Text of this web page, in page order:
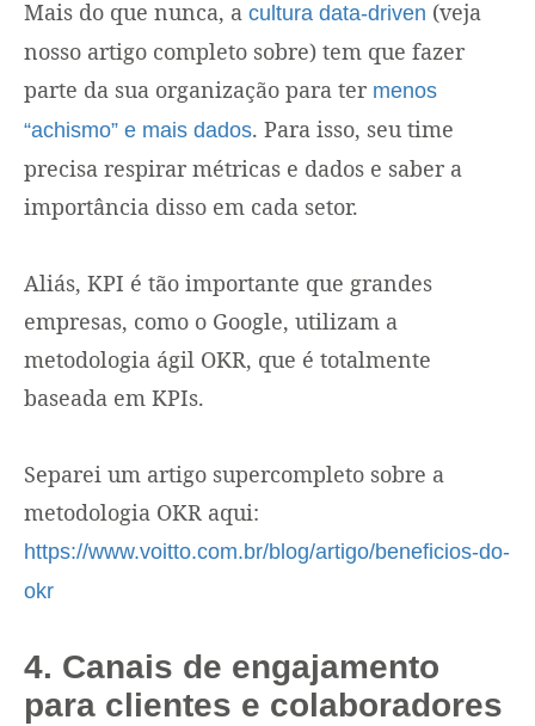
Mais do que nunca, a cultura data-driven (veja
nosso artigo completo sobre) tem que fazer
parte da sua organização para ter menos
“achismo” e mais dados. Para isso, seu time
precisa respirar métricas e dados e saber a
importância disso em cada setor.
Aliás, KPI é tão importante que grandes
empresas, como o Google, utilizam a
metodologia ágil OKR, que é totalmente
baseada em KPIs.
Separei um artigo supercompleto sobre a
metodologia OKR aqui:
https://www.voitto.com.br/blog/artigo/beneficios-do-
okr
4. Canais de engajamento
para clientes e colaboradores